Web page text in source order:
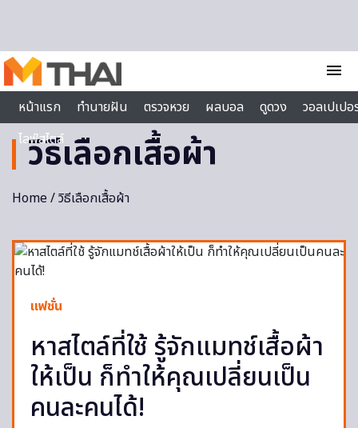
menu
หน้าแรก
ทำนายฝัน ตรวจหวย ผลบอล ดูดวง
วอลเปเป
ไลฟ์สไตล์
วิธีเลือกเสื้อผ้า
Home/ วิธีเลือกเสื้อผ้า
แฟชั่น
หาสไตล์ที่ใช้ รู้จักแมทช์เสื้อผ้า
ให้เป็น ก็ทำให้คุณเปลี่ยนเป็น
คนละคนได้!